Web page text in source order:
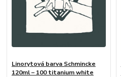
Linorytová barva Schmincke
120ml – 100 titanium white